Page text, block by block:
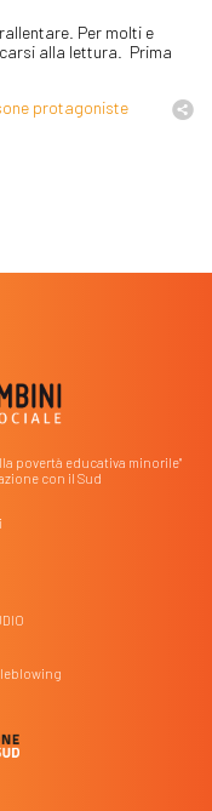
Per molti e
alla lettura. Prima
protagoniste
povertà educativa minorile"
con il Sud